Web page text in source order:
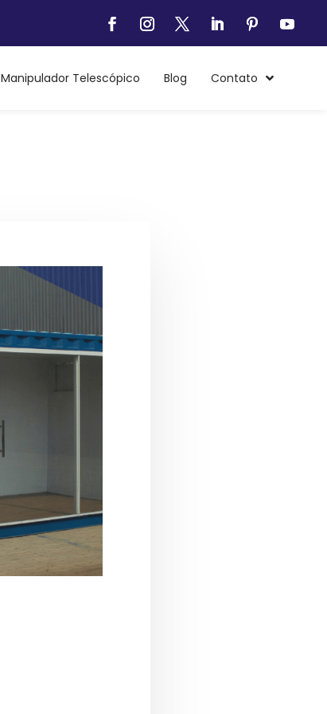
Manipulador Telescópico Blog Contato